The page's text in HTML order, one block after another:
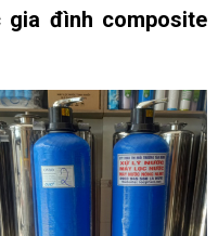
đình composite